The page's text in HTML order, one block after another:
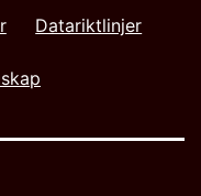
Datariktlinjer